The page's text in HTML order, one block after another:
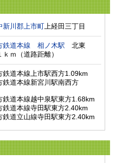
新川郡上市町上経田三丁目
鉄道本線 相ノ木駅 北東
ｋｍ（道路距離）
鉄道本線上市駅西方1.09km
鉄道本線新宮川駅南西方
鉄道本線越中泉駅東方1.68km
鉄道本線寺田駅東方2.40km
鉄道立山線寺田駅東方2.40km